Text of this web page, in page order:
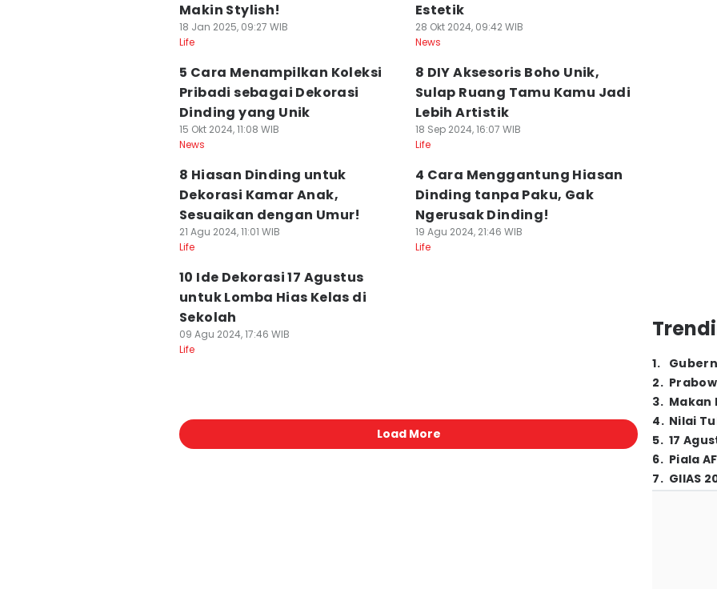
Makin Stylish!
18 Jan 2025, 09:27 WIB
Life
Estetik
28 Okt 2024, 09:42 WIB
News
5 Cara Menampilkan Koleksi
Pribadi sebagai Dekorasi
Dinding yang Unik
15 Okt 2024, 11:08 WIB
News
8 DIY Aksesoris Boho Unik,
Sulap Ruang Tamu Kamu Jadi
Lebih Artistik
18 Sep 2024, 16:07 WIB
Life
8 Hiasan Dinding untuk
Dekorasi Kamar Anak,
Sesuaikan dengan Umur!
21 Agu 2024, 11:01 WIB
Life
4 Cara Menggantung Hiasan
Dinding tanpa Paku, Gak
Ngerusak Dinding!
19 Agu 2024, 21:46 WIB
Life
10 Ide Dekorasi 17 Agustus
untuk Lomba Hias Kelas di
Sekolah
09 Agu 2024, 17:46 WIB
Life
Load More
1.
2.
3. Makan
4. Nilai
5. 17
6. Piala
7. GIIAS